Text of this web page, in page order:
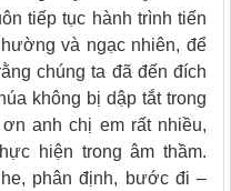
tiếp tục hành trình tiến
và ngạc nhiên, để
chúng ta đã đến đích
không bị dập tắt trong
anh chị em rất nhiều,
hiện trong âm thầm.
phân định, bước đi –